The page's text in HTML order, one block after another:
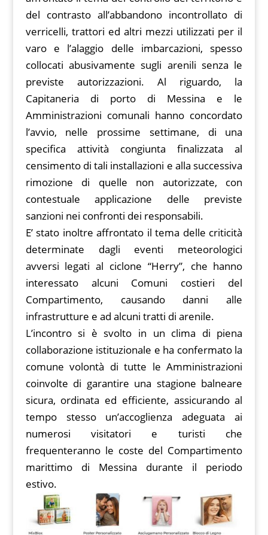
del contrasto all’abbandono incontrollato di
verricelli, trattori ed altri mezzi utilizzati per il
varo e l’alaggio delle imbarcazioni, spesso
collocati abusivamente sugli arenili senza le
previste autorizzazioni. Al riguardo, la
Capitaneria di porto di Messina e le
Amministrazioni comunali hanno concordato
l’avvio, nelle prossime settimane, di una
specifica attività congiunta finalizzata al
censimento di tali installazioni e alla successiva
rimozione di quelle non autorizzate, con
contestuale applicazione delle previste
sanzioni nei confronti dei responsabili.
E’ stato inoltre affrontato il tema delle criticità
determinate dagli eventi meteorologici
avversi legati al ciclone “Herry”, che hanno
interessato alcuni Comuni costieri del
Compartimento, causando danni alle
infrastrutture e ad alcuni tratti di arenile.
L’incontro si è svolto in un clima di piena
collaborazione istituzionale e ha confermato la
comune volontà di tutte le Amministrazioni
coinvolte di garantire una stagione balneare
sicura, ordinata ed efficiente, assicurando al
tempo stesso un’accoglienza adeguata ai
numerosi visitatori e turisti che
frequenteranno le coste del Compartimento
marittimo di Messina durante il periodo
estivo.